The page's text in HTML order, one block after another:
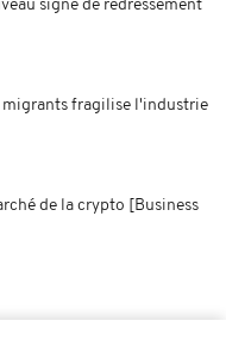
signe de redressement
migrants fragilise l'industrie
de la crypto [Business